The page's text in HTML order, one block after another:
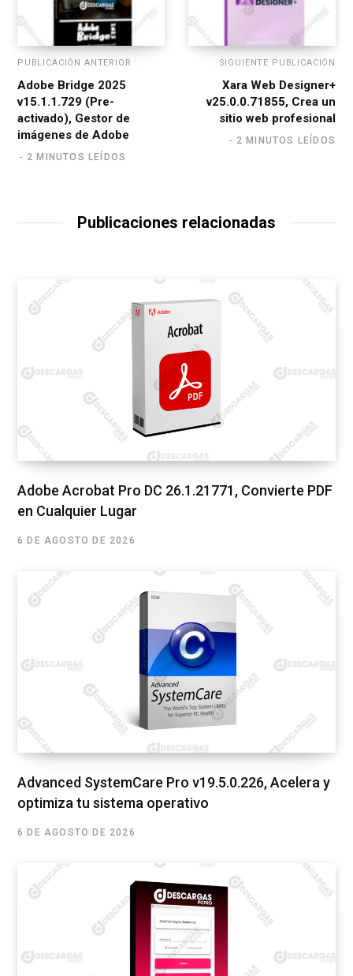
PUBLICACIÓN ANTERIOR
Adobe Bridge 2025
v15.1.1.729 (Pre-
activado), Gestor de
imágenes de Adobe
2 MINUTOS LEÍDOS
SIGUIENTE PUBLICACIÓN
Xara Web Designer+
v25.0.0.71855, Crea un
sitio web profesional
2 MINUTOS LEÍDOS
Publicaciones relacionadas
Adobe Acrobat Pro DC 26.1.21771, Convierte PDF
en Cualquier Lugar
6 DE AGOSTO DE 2026
Advanced SystemCare Pro v19.5.0.226, Acelera y
optimiza tu sistema operativo
6 DE AGOSTO DE 2026